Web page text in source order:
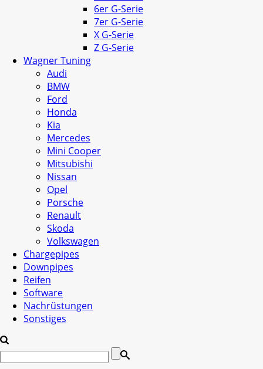
6er G-Serie
7er G-Serie
X G-Serie
Z G-Serie
Wagner Tuning
Audi
BMW
Ford
Honda
Kia
Mercedes
Mini Cooper
Mitsubishi
Nissan
Opel
Porsche
Renault
Skoda
Volkswagen
Chargepipes
Downpipes
Reifen
Software
Nachrüstungen
Sonstiges